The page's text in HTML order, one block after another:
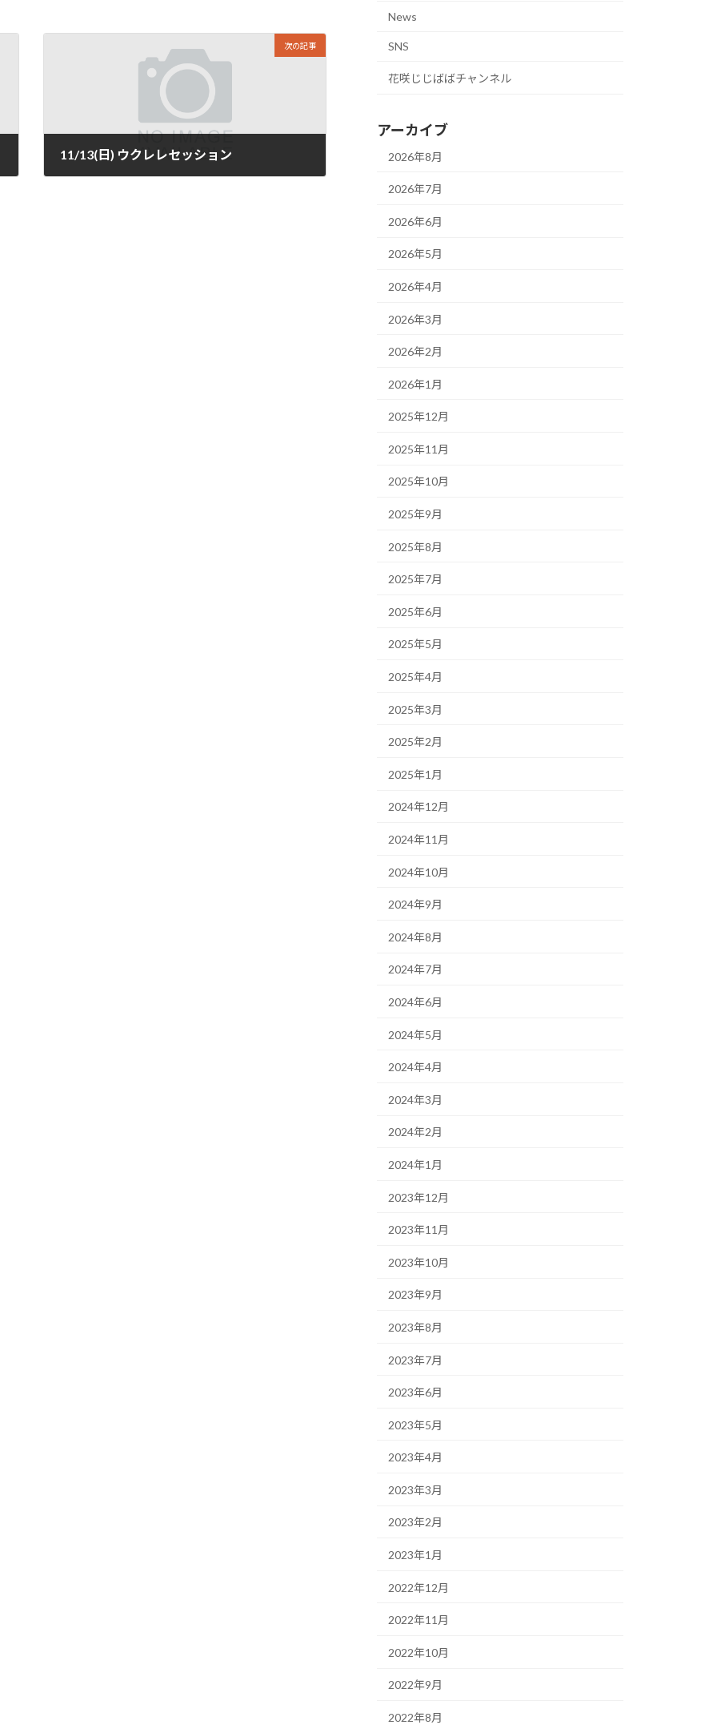
次の記事
11/13(日) ウクレレセッション
News
SNS
花咲じじばばチャンネル
アーカイブ
2026年8月
2026年7月
2026年6月
2026年5月
2026年4月
2026年3月
2026年2月
2026年1月
2025年12月
2025年11月
2025年10月
2025年9月
2025年8月
2025年7月
2025年6月
2025年5月
2025年4月
2025年3月
2025年2月
2025年1月
2024年12月
2024年11月
2024年10月
2024年9月
2024年8月
2024年7月
2024年6月
2024年5月
2024年4月
2024年3月
2024年2月
2024年1月
2023年12月
2023年11月
2023年10月
2023年9月
2023年8月
2023年7月
2023年6月
2023年5月
2023年4月
2023年3月
2023年2月
2023年1月
2022年12月
2022年11月
2022年10月
2022年9月
2022年8月